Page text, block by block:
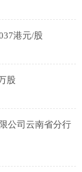
港元/股
股
公司云南省分行